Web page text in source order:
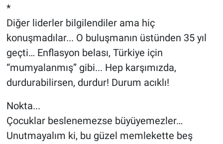
*
Diğer liderler bilgilendiler ama hiç
konuşmadılar... O buluşmanın üstünden 35 yıl
geçti… Enflasyon belası, Türkiye için
“mumyalanmış” gibi... Hep karşımızda,
durdurabilirsen, durdur! Durum acıklı!
Nokta...
Çocuklar beslenemezse büyüyemezler…
Unutmayalım ki, bu güzel memlekette beş